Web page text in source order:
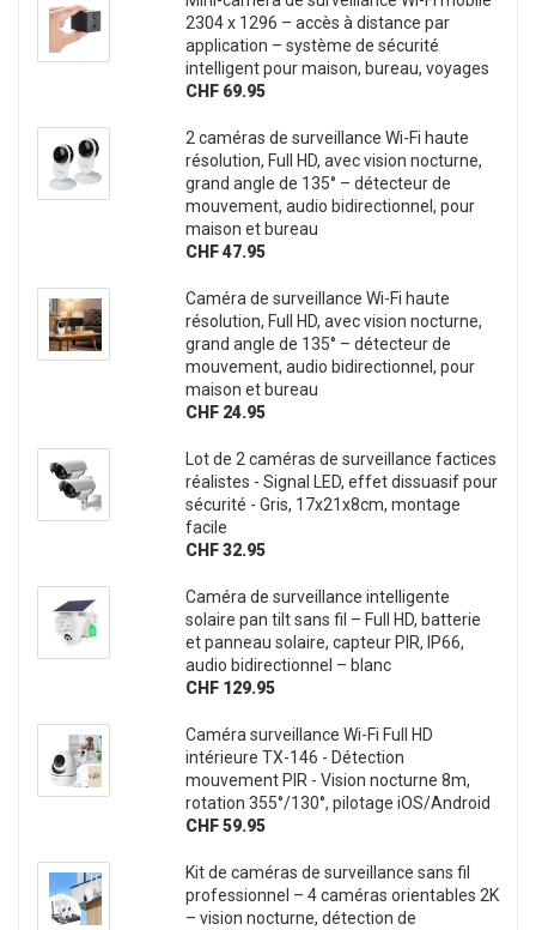
2304 x 1296 – accès à distance par
application – système de sécurité
intelligent pour maison, bureau, voyages
CHF 69.95
2 caméras de surveillance Wi-Fi haute
résolution, Full HD, avec vision nocturne,
grand angle de 135° – détecteur de
mouvement, audio bidirectionnel, pour
maison et bureau
CHF 47.95
Caméra de surveillance Wi-Fi haute
résolution, Full HD, avec vision nocturne,
grand angle de 135° – détecteur de
mouvement, audio bidirectionnel, pour
maison et bureau
CHF 24.95
Lot de 2 caméras de surveillance factices
réalistes - Signal LED, effet dissuasif pour
sécurité - Gris, 17x21x8cm, montage
facile
CHF 32.95
Caméra de surveillance intelligente
solaire pan tilt sans fil – Full HD, batterie
et panneau solaire, capteur PIR, IP66,
audio bidirectionnel – blanc
CHF 129.95
Caméra surveillance Wi-Fi Full HD
intérieure TX-146 - Détection
mouvement PIR - Vision nocturne 8m,
rotation 355°/130°, pilotage iOS/Android
CHF 59.95
Kit de caméras de surveillance sans fil
professionnel – 4 caméras orientables 2K
– vision nocturne, détection de